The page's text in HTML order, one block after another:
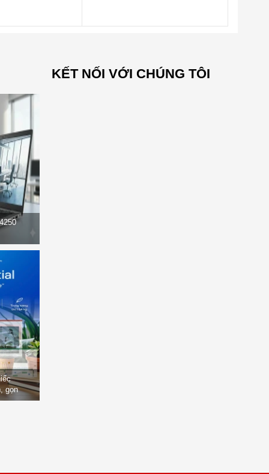
gọn
KẾT NỐI VỚI CHÚNG TÔI